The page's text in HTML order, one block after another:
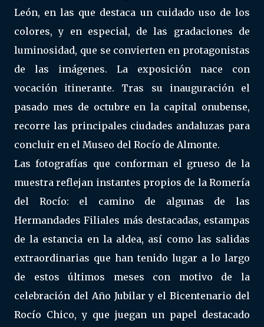
León, en las que destaca un cuidado uso de los
colores, y en especial, de las gradaciones de
luminosidad, que se convierten en protagonistas
de las imágenes. La exposición nace con
vocación itinerante. Tras su inauguración el
pasado mes de octubre en la capital onubense,
recorre las principales ciudades andaluzas para
concluir en el Museo del Rocío de Almonte.
Las fotografías que conforman el grueso de la
muestra reflejan instantes propios de la Romería
del Rocío: el camino de algunas de las
Hermandades Filiales más destacadas, estampas
de la estancia en la aldea, así como las salidas
extraordinarias que han tenido lugar a lo largo
de estos últimos meses con motivo de la
celebración del Año Jubilar y el Bicentenario del
Rocío Chico, y que juegan un papel destacado